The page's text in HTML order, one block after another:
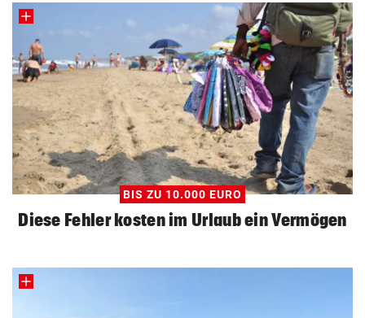
BIS ZU 10.000 EURO
Diese Fehler kosten im Urlaub ein Vermögen